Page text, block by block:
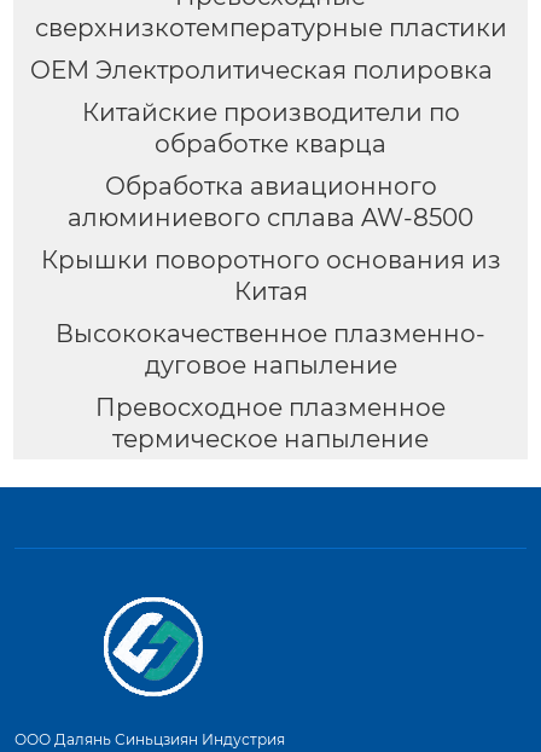
сверхнизкотемпературные пластики
OEM Электролитическая полировка
Китайские производители по
обработке кварца
Обработка авиационного
алюминиевого сплава AW-8500
Крышки поворотного основания из
Китая
Высококачественное плазменно-
дуговое напыление
Превосходное плазменное
термическое напыление
ООО Далянь Синьцзиян Индустрия